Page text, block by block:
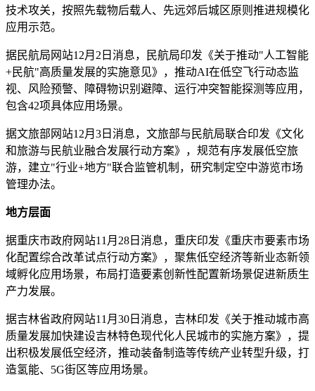
技术攻关，按照先载物后载人、先远郊后城区原则推进规模化
应用示范。
据民航局网站12月2日消息，民航局印发《关于推动"人工智能
+民航"高质量发展的实施意见》，推动AI在低空飞行动态监
视、风险预警、障碍物识别避障、运行冲突智能探测等应用，
包含42项具体应用场景。
据文旅部网站12月3日消息，文旅部与民航局联合印发《文化
和旅游与民航业融合发展行动方案》，规范有序发展低空旅
游，建立"行业+地方"联合监管机制，研究制定空中游览市场
管理办法。
地方层面
据重庆市政府网站11月28日消息，重庆印发《重庆市要素市场
化配置综合改革试点行动方案》，聚焦低空经济等新业态新领
域孵化应用场景，布局打造要素创新性配置新场景促进新质生
产力发展。
据吉林省政府网站11月30日消息，吉林印发《关于推动城市高
质量发展加快建设吉林特色现代化人民城市的实施方案》，提
出积极发展低空经济，推动装备制造等传统产业转型升级，打
造氢能、5G街区等应用场景。